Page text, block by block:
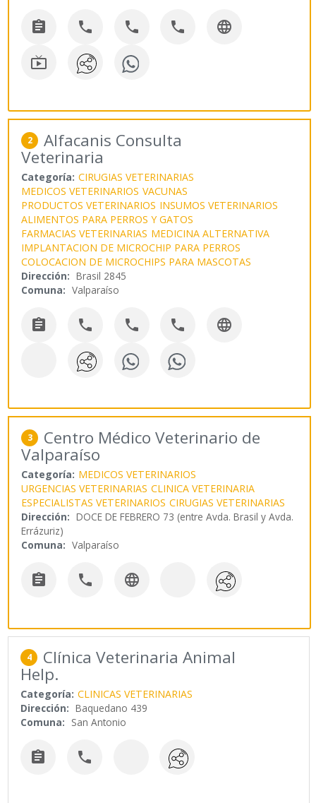
    

2 Alfacanis Consulta
Veterinaria
Categoría: CIRUGIAS VETERINARIAS
MEDICOS VETERINARIOS VACUNAS
PRODUCTOS VETERINARIOS INSUMOS VETERINARIOS
ALIMENTOS PARA PERROS Y GATOS
FARMACIAS VETERINARIAS MEDICINA ALTERNATIVA
IMPLANTACION DE MICROCHIP PARA PERROS
COLOCACION DE MICROCHIPS PARA MASCOTAS
Dirección: Brasil 2845
Comuna: Valparaíso
    
3 Centro Médico Veterinario de
Valparaíso
Categoría: MEDICOS VETERINARIOS
URGENCIAS VETERINARIAS CLINICA VETERINARIA
ESPECIALISTAS VETERINARIOS CIRUGIAS VETERINARIAS
Dirección: DOCE DE FEBRERO 73 (entre Avda. Brasil y Avda.
Errázuriz)
Comuna: Valparaíso
  
4 Clínica Veterinaria Animal
Help.
Categoría: CLINICAS VETERINARIAS
Dirección: Baquedano 439
Comuna: San Antonio
 